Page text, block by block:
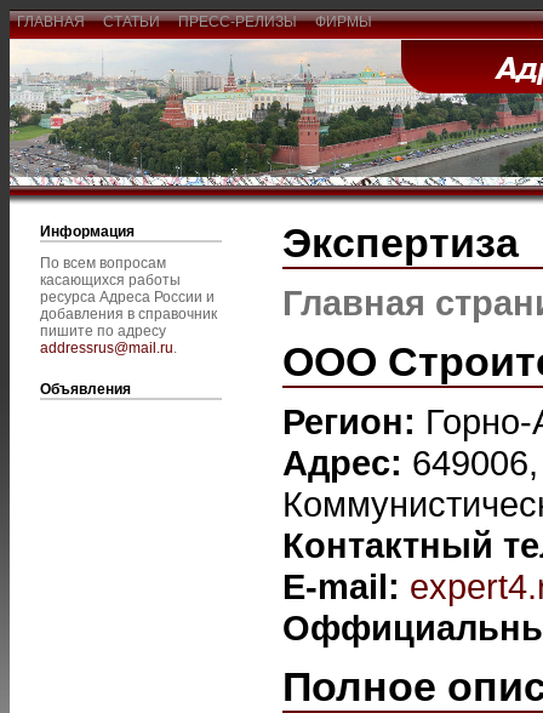
ГЛАВНАЯ СТАТЬИ ПРЕСС-РЕЛИЗЫ ФИРМЫ
Информация
По всем вопросам
касающихся работы
ресурса Адреса России и
добавления в справочник
пишите по адресу
addressrus@mail.ru.
Объявления
Экспертиза
Главная
ООО
Регион: Горно-
Адрес:
Контактный
E-mail:
Полное